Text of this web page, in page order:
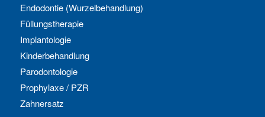
Endodontie (Wurzelbehandlung)
Füllungstherapie
Implantologie
Kinderbehandlung
Parodontologie
Prophylaxe / PZR
Zahnersatz